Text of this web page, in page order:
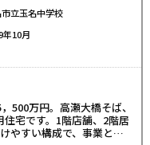
立玉名中学校
年10月
500万円。高瀬大橋そば、
宅です。1階店舗、2階居
やすい構成で、事業と暮